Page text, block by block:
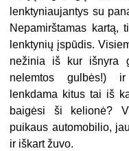
lenktyniaujantys su
Nepamirštamas kartą,
lenktynių įspūdis.
nežinia iš kur išnyra
nelemtos gulbės!)
lenkdama kitus tai iš
baigėsi ši kelionė?
puikaus automobilio,
ir iškart žuvo.